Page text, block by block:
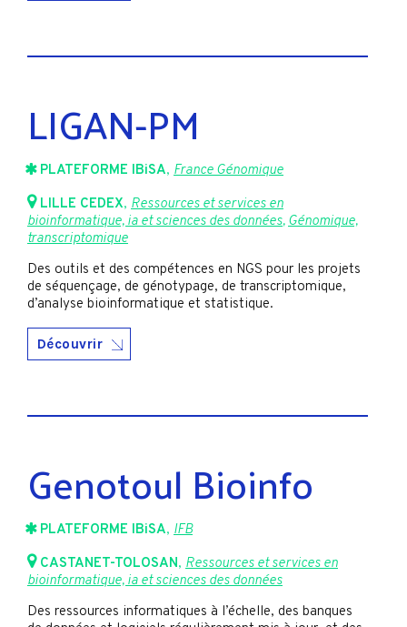
LIGAN-PM
PLATEFORME IBiSA, France Génomique
LILLE CEDEX, Ressources et services en
bioinformatique, ia et sciences des données,Génomique,
transcriptomique
Des outils et des compétences en NGS pour les projets
de séquençage, de génotypage, de transcriptomique,
d’analyse bioinformatique et statistique.
Découvrir
Genotoul Bioinfo
PLATEFORME IBiSA, IFB
CASTANET-TOLOSAN, Ressources et services en
bioinformatique, ia et sciences des données
Des ressources informatiques à l’échelle, des banques